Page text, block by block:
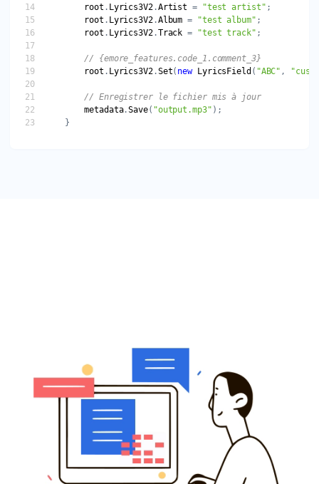
root . Lyrics3V2.Artist = "test artist"
root . Lyrics3V2.Album = "test album"
root . Lyrics3V2.Track = "test track"
// {emore_features.code_1.comment_3}
root . Lyrics3V2.Set( new LyricsField ( "ABC" ,
// Enregistrer le fichier mis à jour
metadata.Save( "output.mp3"